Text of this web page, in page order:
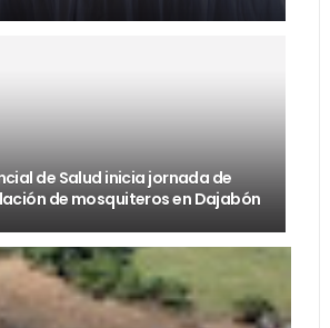
de Salud inicia jornada de
de mosquiteros en Dajabón